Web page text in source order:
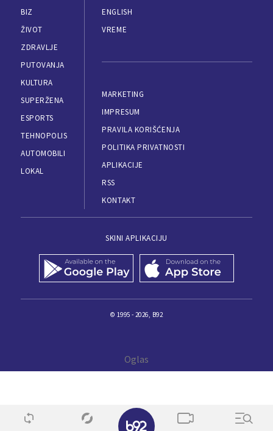
BIZ
ŽIVOT
ZDRAVLJE
PUTOVANJA
KULTURA
SUPERŽENA
ESPORTS
TEHNOPOLIS
AUTOMOBILI
LOKAL
ENGLISH
VREME
MARKETING
IMPRESUM
PRAVILA KORIŠĆENJA
POLITIKA PRIVATNOSTI
APLIKACIJE
RSS
KONTAKT
SKINI APLIKACIJU
© 1995 - 2026, B92
✕